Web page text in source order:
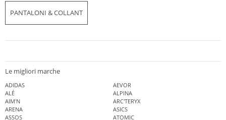
PANTALONI & COLLANT
Le migliori marche
ADIDAS
AEVOR
ALÉ
ALPINA
AIM'N
ARC'TERYX
ARENA
ASICS
ASSOS
ATOMIC